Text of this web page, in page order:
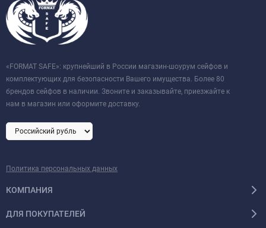
«FORMAT SAFE»: крупнейший в России магазин-шоурум сейфов и
комплектующих для безопасности Вашего имущества. Более 80
брендов сейфов в наличии. Звоните и заказывайте, приезжайте к
нам в магазин или оформите доставку.
Политика персональных данных
КОМПАНИЯ
ДЛЯ ПОКУПАТЕЛЕЙ